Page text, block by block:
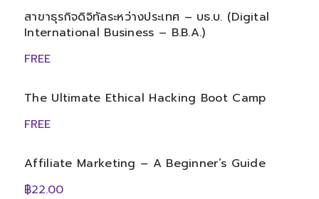
สาขาธุรกิจดิจิทัลระหว่างประเทศ – บธ.บ. (Digital
International Business – B.B.A.)
FREE
The Ultimate Ethical Hacking Boot Camp
FREE
Affiliate Marketing – A Beginner’s Guide
฿22.00